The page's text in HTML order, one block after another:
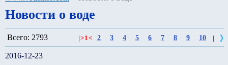
Новости о воде
Всего: 2793 >1< 2 3 4 5 6 7 8 9 10
2016-12-23